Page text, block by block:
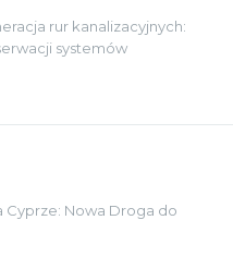
rur kanalizacyjnych:
systemów
Cyprze: Nowa Droga do